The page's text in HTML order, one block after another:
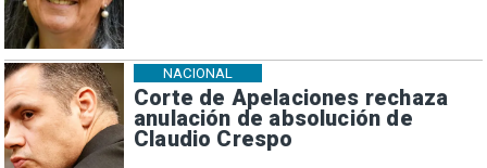
Corte de Apelaciones rechaza
anulación de absolución de
Claudio Crespo
NACIONAL